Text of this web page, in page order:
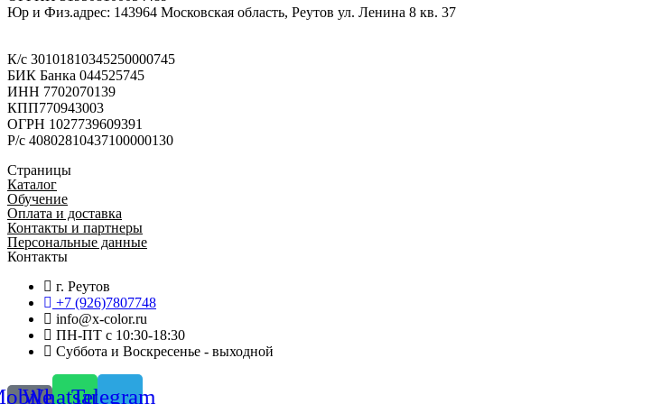
Юр и Физ.адрес: 143964 Московская область, Реутов ул. Ленина 8 кв. 37
К/с 30101810345250000745
БИК Банка 044525745
ИНН 7702070139
КПП770943003
ОГРН 1027739609391
Р/с 40802810437100000130
Страницы
Каталог
Обучение
Оплата и доставка
Контакты и партнеры
Персональные данные
Контакты
г. Реутов
+7 (926)7807748
info@x-color.ru
ПН-ПТ с 10:30-18:30
Суббота и Воскресенье - выходной
WhatsappTelegram